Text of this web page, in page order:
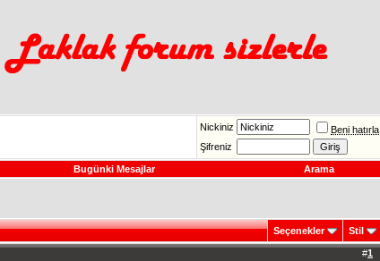
Nickiniz
Beni hatırla
Şifreniz
Bugünki Mesajlar Arama
Seçenekler Stil
#1